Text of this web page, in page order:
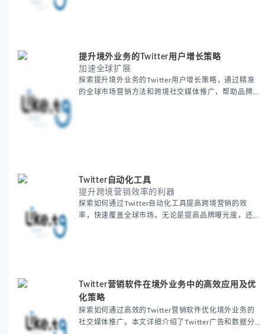
提升境外业务的Twitter用户增长策略
加速全球扩展
探索提升境外业务的Twitter用户增长策略，通过精准
的全球市场营销方法和跨境社交媒体推广，帮助品牌加
Twitter自动化工具
提升跨境营销效率的利器
探索如何通过Twitter自动化工具提高跨境营销的效
率，快速覆盖全球市场。无论是提高品牌曝光度，还是
Twitter营销软件在境外业务中的高效应用及优
化策略
探索如何通过高效的Twitter营销软件优化境外业务的
社交媒体推广。本文详细介绍了Twitter广告和数据分